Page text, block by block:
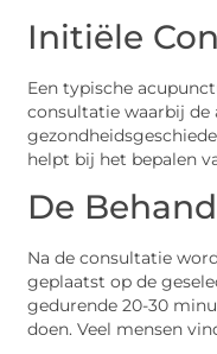
Initiële
Een typische
consultatie waarbij
helpt bij het bepalen
De
Na de consultatie
geplaatst op de
gedurende 20-30
doen. Veel mensen